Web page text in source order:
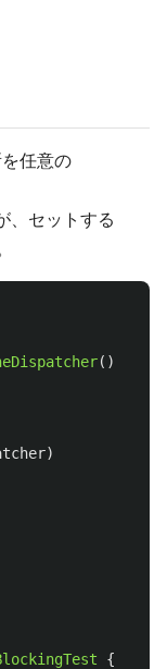
任意の
、セットする
()
)
{